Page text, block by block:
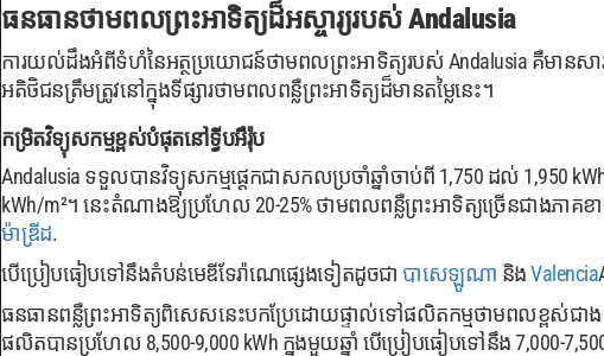
ធនធានថាមពលព្រះអាទិត្យដ៏អស្ចារ្យរបស់ Andalusia
ការយល់ដឹងអំពីទំហំនៃអត្ថប្រយោជន៍ថាមពលព្រះអាទិត្យរបស់ Andalusia គឺមាន
អតិថិជនត្រឹមត្រូវនៅក្នុងទីផ្សារថាមពលពន្លឺព្រះអាទិត្យដ៏មានតម្លៃនេះ។
កម្រិតវិទ្យុសកម្មខ្ពស់បំផុតនៅទ្វីបអឺរ៉ុប
Andalusia ទទួលបានវិទ្យុសកម្មផ្តេកជាសកលប្រចាំឆ្នាំចាប់ពី 1,750 ដល់
kWh/m²។ នេះតំណាងឱ្យប្រហែល 20-25% ថាមពលពន្លឺព្រះអាទិត្យច្រើនជាងភា
ម៉ាឌ្រីដ.
បើប្រៀបធៀបទៅនឹងតំបន់មេឌីទែរ៉ាណេផ្សេងទៀតដូចជា បាសេឡូណា និងValencia
ធនធានពន្លឺព្រះអាទិត្យពិសេសនេះបកប្រែដោយផ្ទាល់ទៅផលិតកម្មថាមពលខ្ពស់ជាង
ផលិតបានប្រហែល 8,500-9,000 kWh ក្នុងមួយឆ្នាំ បើប្រៀបធៀបទៅនឹង 7,000-